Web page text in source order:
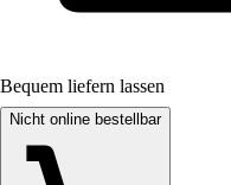
Bequem liefern lassen
Nicht online bestellbar